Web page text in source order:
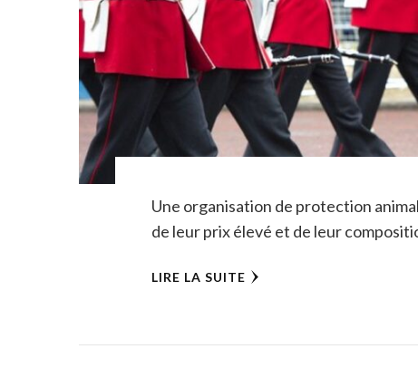
Une organisation de protection
de leur prix élevé et de leur
LIRE LA SUITE